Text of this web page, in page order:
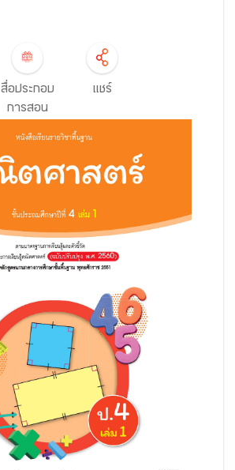
สื่อประกอบ
การสอน
แชร์